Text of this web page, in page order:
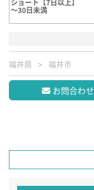
ショート【7日以上】
～30日未満
福井県 福井市
お問合わせ